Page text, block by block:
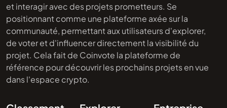
et interagir avec des projets prometteurs. Se
positionnant comme une plateforme axée sur la
communauté, permettant aux utilisateurs d'explorer,
de voter et d'influencer directement la visibilité du
projet. Cela fait de Coinvote la plateforme de
référence pour découvrir les prochains projets en vue
dans l'espace crypto.